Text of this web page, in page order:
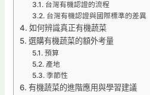
台灣有機認證的流程
台灣有機認證與國際標準的差異
如何辨識真正有機蔬菜
選購有機蔬菜的額外考量
預算
產地
季節性
有機蔬菜的進階應用與學習建議